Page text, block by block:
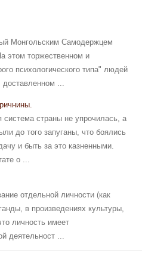
Монгольским Самодержцем
этом торжественном и
психологического типа" людей
доставленном ...
страны не упрочилась, а
до того запуганы, что боялись
и быть за это казненными.
о ...
отдельной личности (как
в произведениях культуры,
личность имеет
деятельност ...